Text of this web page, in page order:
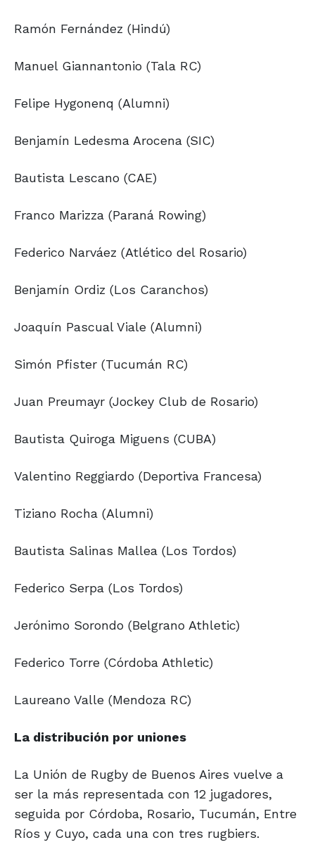
Ramón Fernández (Hindú)
Manuel Giannantonio (Tala RC)
Felipe Hygonenq (Alumni)
Benjamín Ledesma Arocena (SIC)
Bautista Lescano (CAE)
Franco Marizza (Paraná Rowing)
Federico Narváez (Atlético del Rosario)
Benjamín Ordiz (Los Caranchos)
Joaquín Pascual Viale (Alumni)
Simón Pfister (Tucumán RC)
Juan Preumayr (Jockey Club de Rosario)
Bautista Quiroga Miguens (CUBA)
Valentino Reggiardo (Deportiva Francesa)
Tiziano Rocha (Alumni)
Bautista Salinas Mallea (Los Tordos)
Federico Serpa (Los Tordos)
Jerónimo Sorondo (Belgrano Athletic)
Federico Torre (Córdoba Athletic)
Laureano Valle (Mendoza RC)
La distribución por uniones
La Unión de Rugby de Buenos Aires vuelve a
ser la más representada con 12 jugadores,
seguida por Córdoba, Rosario, Tucumán, Entre
Ríos y Cuyo, cada una con tres rugbiers.